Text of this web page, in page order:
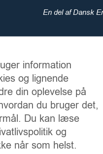
En del af Dansk
Cortex Park
Man - Tor:
En del af:
information
og lignende
din oplevelse på
du bruger det,
Du kan læse
og
når som helst.